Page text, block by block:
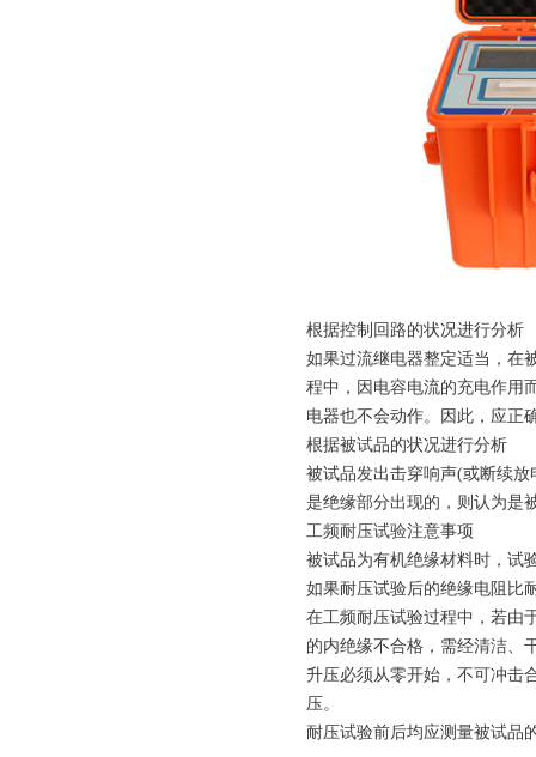
根据控制回路的状况进行分析
如果过流继电器整定适当，在
程中，因电容电流的充电作用
电器也不会动作。因此，应正
根据被试品的状况进行分析
被试品发出击穿响声(或断续
是绝缘部分出现的，则认为是
工频耐压试验注意事项
被试品为有机绝缘材料时，试
如果耐压试验后的绝缘电阻比
在工频耐压试验过程中，若由
的内绝缘不合格，需经清洁、
升压必须从零开始，不可冲击
压。
耐压试验前后均应测量被试品